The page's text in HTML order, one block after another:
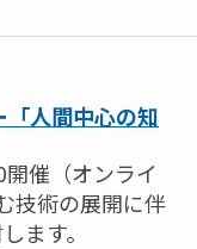
人間中心の知
催（オンライ
技術の展開に伴
ます。